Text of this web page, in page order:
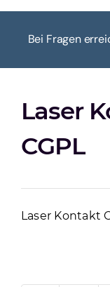
HOME
MEIN KONTO
Bei Fragen
Laser
CGPL
Laser Kontakt